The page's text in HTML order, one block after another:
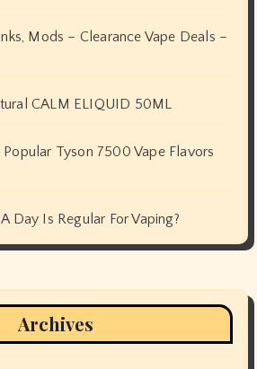
Mods – Clearance Vape Deals –
CALM ELIQUID 50ML
Tyson 7500 Vape Flavors
Day Is Regular For Vaping?
Archives